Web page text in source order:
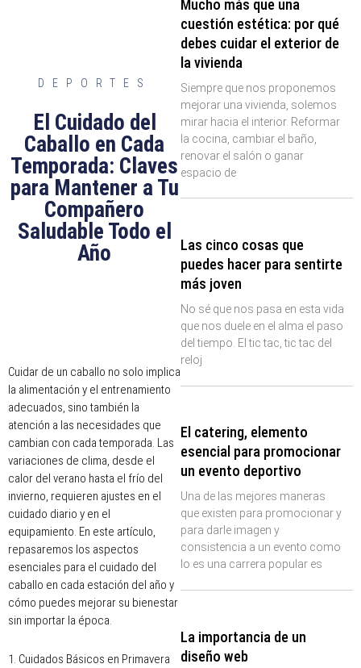
DEPORTES
El Cuidado del
Caballo en Cada
Temporada: Claves
para Mantener a Tu
Compañero
Saludable Todo el
Año
Cuidar de un caballo no solo implica
la alimentación y el entrenamiento
adecuados, sino también la
atención a las necesidades que
cambian con cada temporada. Las
variaciones de clima, desde el
calor del verano hasta el frío del
invierno, requieren ajustes en el
cuidado diario y en el
equipamiento. En este artículo,
repasaremos los aspectos
esenciales para el cuidado del
caballo en cada estación del año y
cómo puedes mejorar su bienestar
sin importar la época.
1. Cuidados Básicos en Primavera
Mucho más que una
cuestión estética: por qué
debes cuidar el exterior de
la vivienda
Siempre que nos proponemos
mejorar una vivienda, solemos
mirar hacia el interior. Reformar
la cocina, cambiar el baño,
renovar el salón o ganar
espacio de
Las cinco cosas que
puedes hacer para sentirte
más joven
No sé que nos pasa en esta vida
que nos duele en el alma el paso
del tiempo. El tic tac, tic tac del
reloj
El catering, elemento
esencial para promocionar
un evento deportivo
Una de las mejores maneras
que existen para promocionar y
para darle imagen y
consistencia a un evento como
lo es una carrera popular es
La importancia de un
diseño web